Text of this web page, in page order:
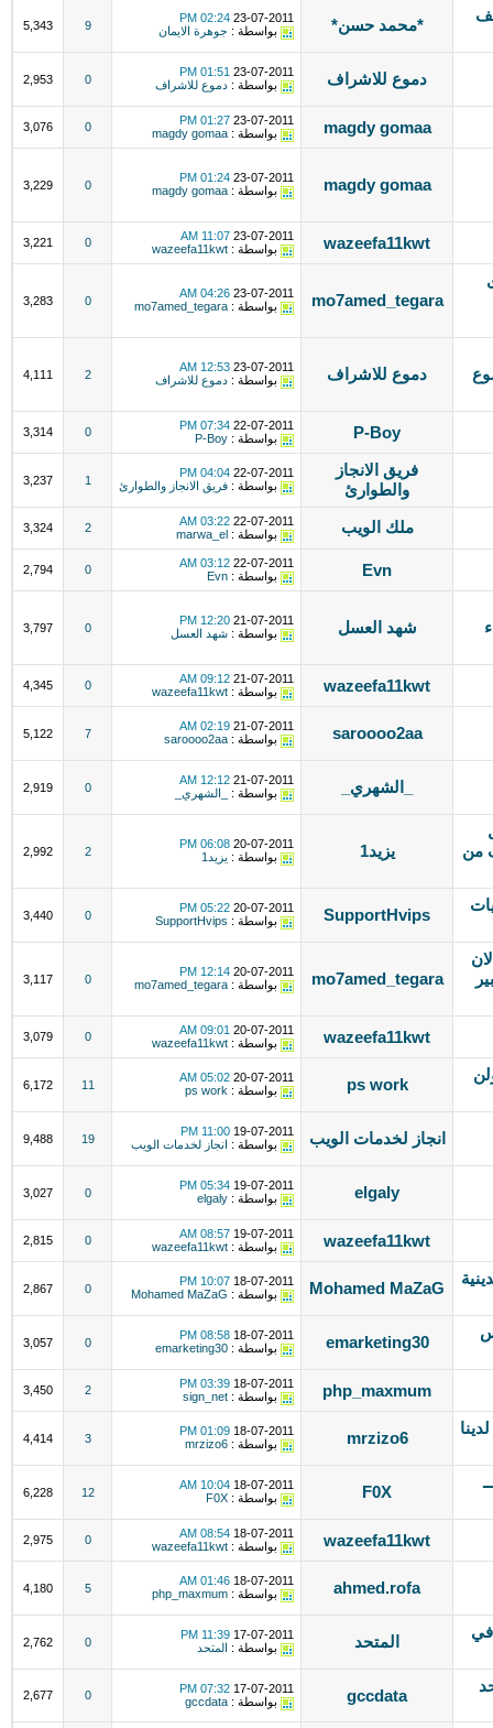
بسيط بـ 10 الف
*محمد حسن* 23-07-2011
02:24 PM
بواسطة : جوهرة الايمان 9
5,343
دموع للاشراف 23-07-2011
01:51 PM
بواسطة : دموع للاشراف 0
2,953
magdy gomaa
23-07-2011
01:27 PM
بواسطة : magdy gomaa
0
3,076
magdy gomaa
23-07-2011
01:24 PM
بواسطة : magdy gomaa
0
3,229
wazeefa11kwt
23-07-2011
11:07 AM
بواسطة : wazeefa11kwt
0
3,221
mo7amed_tegara
23-07-2011
04:26 AM
بواسطة : mo7amed_tegara
0
3,283
دموع للاشراف 23-07-2011
12:53 AM
بواسطة : دموع للاشراف 2
4,111
P-Boy
22-07-2011
07:34 PM
بواسطة : P-Boy
0
3,314
فريق الانجاز
والطوارئ
22-07-2011
04:04 PM
بواسطة : فريق الانجاز والطوارئ 1
3,237
ملك الويب 22-07-2011
03:22 AM
بواسطة : marwa_el
2
3,324
Evn
22-07-2011
03:12 AM
بواسطة : Evn
0
2,794
شهد العسل 21-07-2011
12:20 PM
بواسطة : شهد العسل 0
3,797
wazeefa11kwt
21-07-2011
09:12 AM
بواسطة : wazeefa11kwt
0
4,345
saroooo2aa
21-07-2011
02:19 AM
بواسطة : saroooo2aa
7
5,122
_الشهري_ 21-07-2011
12:12 AM
بواسطة :
_الشهري_ 0
2,919
من
يزيد1 20-07-2011
06:08 PM
بواسطة : يزيد1 2
2,992
SupportHvips
20-07-2011
05:22 PM
بواسطة : SupportHvips
0
3,440
mo7amed_tegara
20-07-2011
12:14 PM
بواسطة : mo7amed_tegara
0
3,117
wazeefa11kwt
20-07-2011
09:01 AM
بواسطة : wazeefa11kwt
0
3,079
ps work
20-07-2011
05:02 AM
بواسطة : ps work
11
6,172
انجاز لخدمات الويب 19-07-2011
11:00 PM
بواسطة :
انجاز لخدمات الويب 19
9,488
elgaly
19-07-2011
05:34 PM
بواسطة : elgaly
0
3,027
wazeefa11kwt
19-07-2011
08:57 AM
بواسطة : wazeefa11kwt
0
2,815
Mohamed MaZaG
18-07-2011
10:07 PM
بواسطة : Mohamed MaZaG
0
2,867
emarketing30
18-07-2011
08:58 PM
بواسطة : emarketing30
0
3,057
php_maxmum
18-07-2011
03:39 PM
بواسطة : sign_net
2
3,450
mrzizo6
18-07-2011
01:09 PM
بواسطة : mrzizo6
3
4,414
F0X
18-07-2011
10:04 AM
بواسطة : F0X
12
6,228
wazeefa11kwt
18-07-2011
08:54 AM
بواسطة : wazeefa11kwt
0
2,975
ahmed.rofa
18-07-2011
01:46 AM
بواسطة : php_maxmum
5
4,180
في
المتحد 17-07-2011
11:39 PM
بواسطة :
المتحد 0
2,762
gccdata
17-07-2011
07:32 PM
بواسطة : gccdata
0
2,677